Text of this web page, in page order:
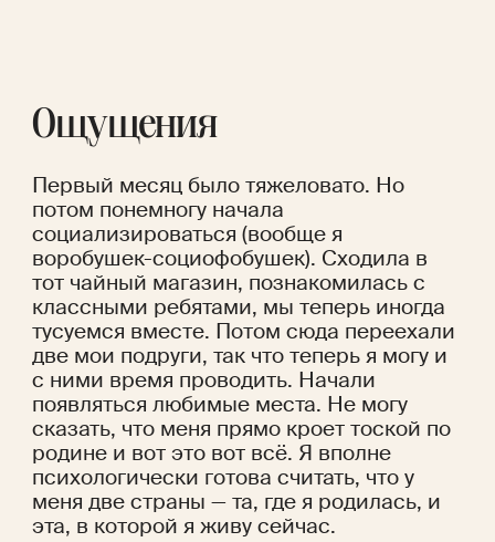
Ощущения
Первый месяц было тяжеловато. Но
потом понемногу начала
социализироваться (вообще я
воробушек-социофобушек). Сходила в
тот чайный магазин, познакомилась с
классными ребятами, мы теперь иногда
тусуемся вместе. Потом сюда переехали
две мои подруги, так что теперь я могу и
с ними время проводить. Начали
появляться любимые места. Не могу
сказать, что меня прямо кроет тоской по
родине и вот это вот всё. Я вполне
психологически готова считать, что у
меня две страны — та, где я родилась, и
эта, в которой я живу сейчас.